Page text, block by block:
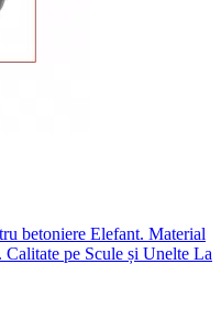
betoniere Elefant. Material
Calitate pe Scule și Unelte La